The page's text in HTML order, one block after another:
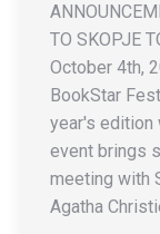
TO SKOPJE
October 4th,
BookStar
year's edition
event brings
meeting with
Agatha